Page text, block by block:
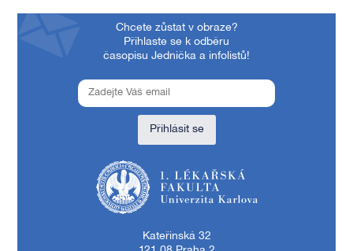
Chcete zůstat v obraze?
Přihlaste se k odběru
časopisu Jednička a infolistů!
Přihlásit se
Kateřinská 32